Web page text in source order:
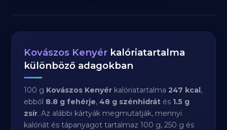
Kovászos Kenyér kalóriatartalma
különböző adagokban
100 g Kovászos Kenyér kalóriatartalma247 kcal,
ebből 8.8 g fehérje,48 g szénhidrát és 1.5 g
zsír. Az alábbi kártyák megmutatják, mennyi
kalóriát és tápanyagot tartalmaz 100 g, 250 g és